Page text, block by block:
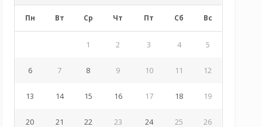
Пн Вт Ср Чт Пт Сб Вс
1 2 3 4 5
6 7 8 9 10 11 12
13 14 15 16 17 18 19
20 21 22 23 24 25 26